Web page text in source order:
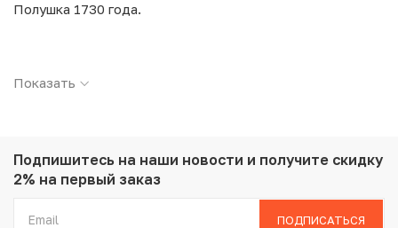
Полушка 1730 года.
Страна: Российская Империя
Вес: 4 г
Диаметр: 21.2 мм
Показать
Подпишитесь на наши новости и получите скидку
2% на первый заказ
ПОДПИСАТЬСЯ